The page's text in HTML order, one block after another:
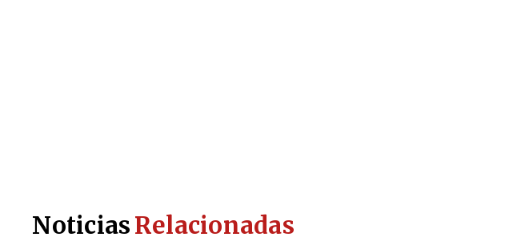
NoticiasRelacionadas